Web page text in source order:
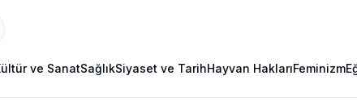
ve SanatSağlıkSiyaset ve TarihHayvan HaklarıFeminizm